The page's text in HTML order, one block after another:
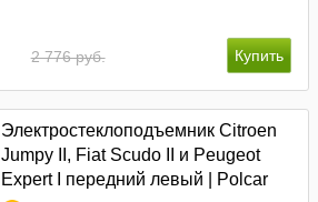
2 776 руб.
Электростеклоподъемник Citroen
Jumpy II, Fiat Scudo II и Peugeot
Expert I передний левый | Polcar